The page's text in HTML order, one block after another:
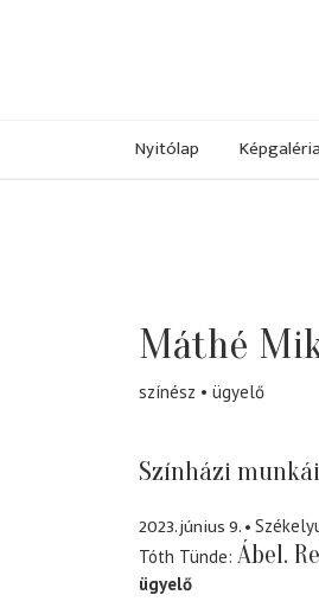
Nyitólap Képgaléria
Máthé
színész ügyelő
Színházi
2023. június 9.
Tóth Tünde Ábel.
ügyelő